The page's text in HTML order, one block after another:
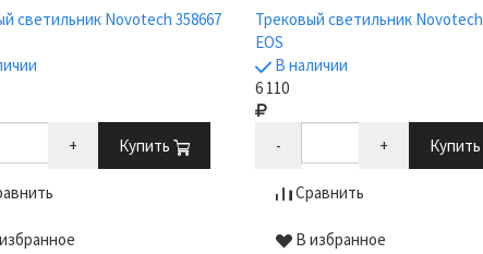
светильник Novotech 358667
+ Купить
Трековый светильник Novotech
EOS
В наличии
6 110
- + Купить
Сравнить
В избранное